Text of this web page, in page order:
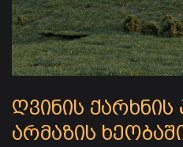
ღვინის
არმაზის